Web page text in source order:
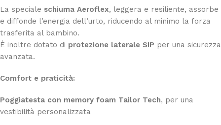
La speciale schiuma Aeroflex, leggera e resiliente, assorbe
e diffonde l’energia dell’urto, riducendo al minimo la forza
trasferita al bambino.
È inoltre dotato di protezione laterale SIP per una sicurezza
avanzata.
Comfort e praticità:
Poggiatesta con memory foam Tailor Tech, per una
vestibilità personalizzata